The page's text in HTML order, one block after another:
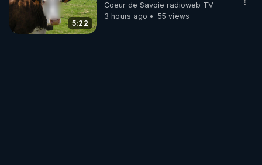
5:22
Coeur de Savoie radioweb TV
3 hours ago
55 views